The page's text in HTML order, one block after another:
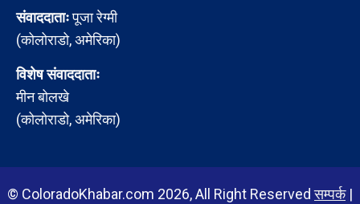
संवाददाताःपूजा रेग्मी
(कोलोराडो, अमेरिका)
विशेष संवाददाताः
मीन बोलखे
(कोलोराडो, अमेरिका)
© ColoradoKhabar.com 2026, All Right Reservedसम्पर्क|